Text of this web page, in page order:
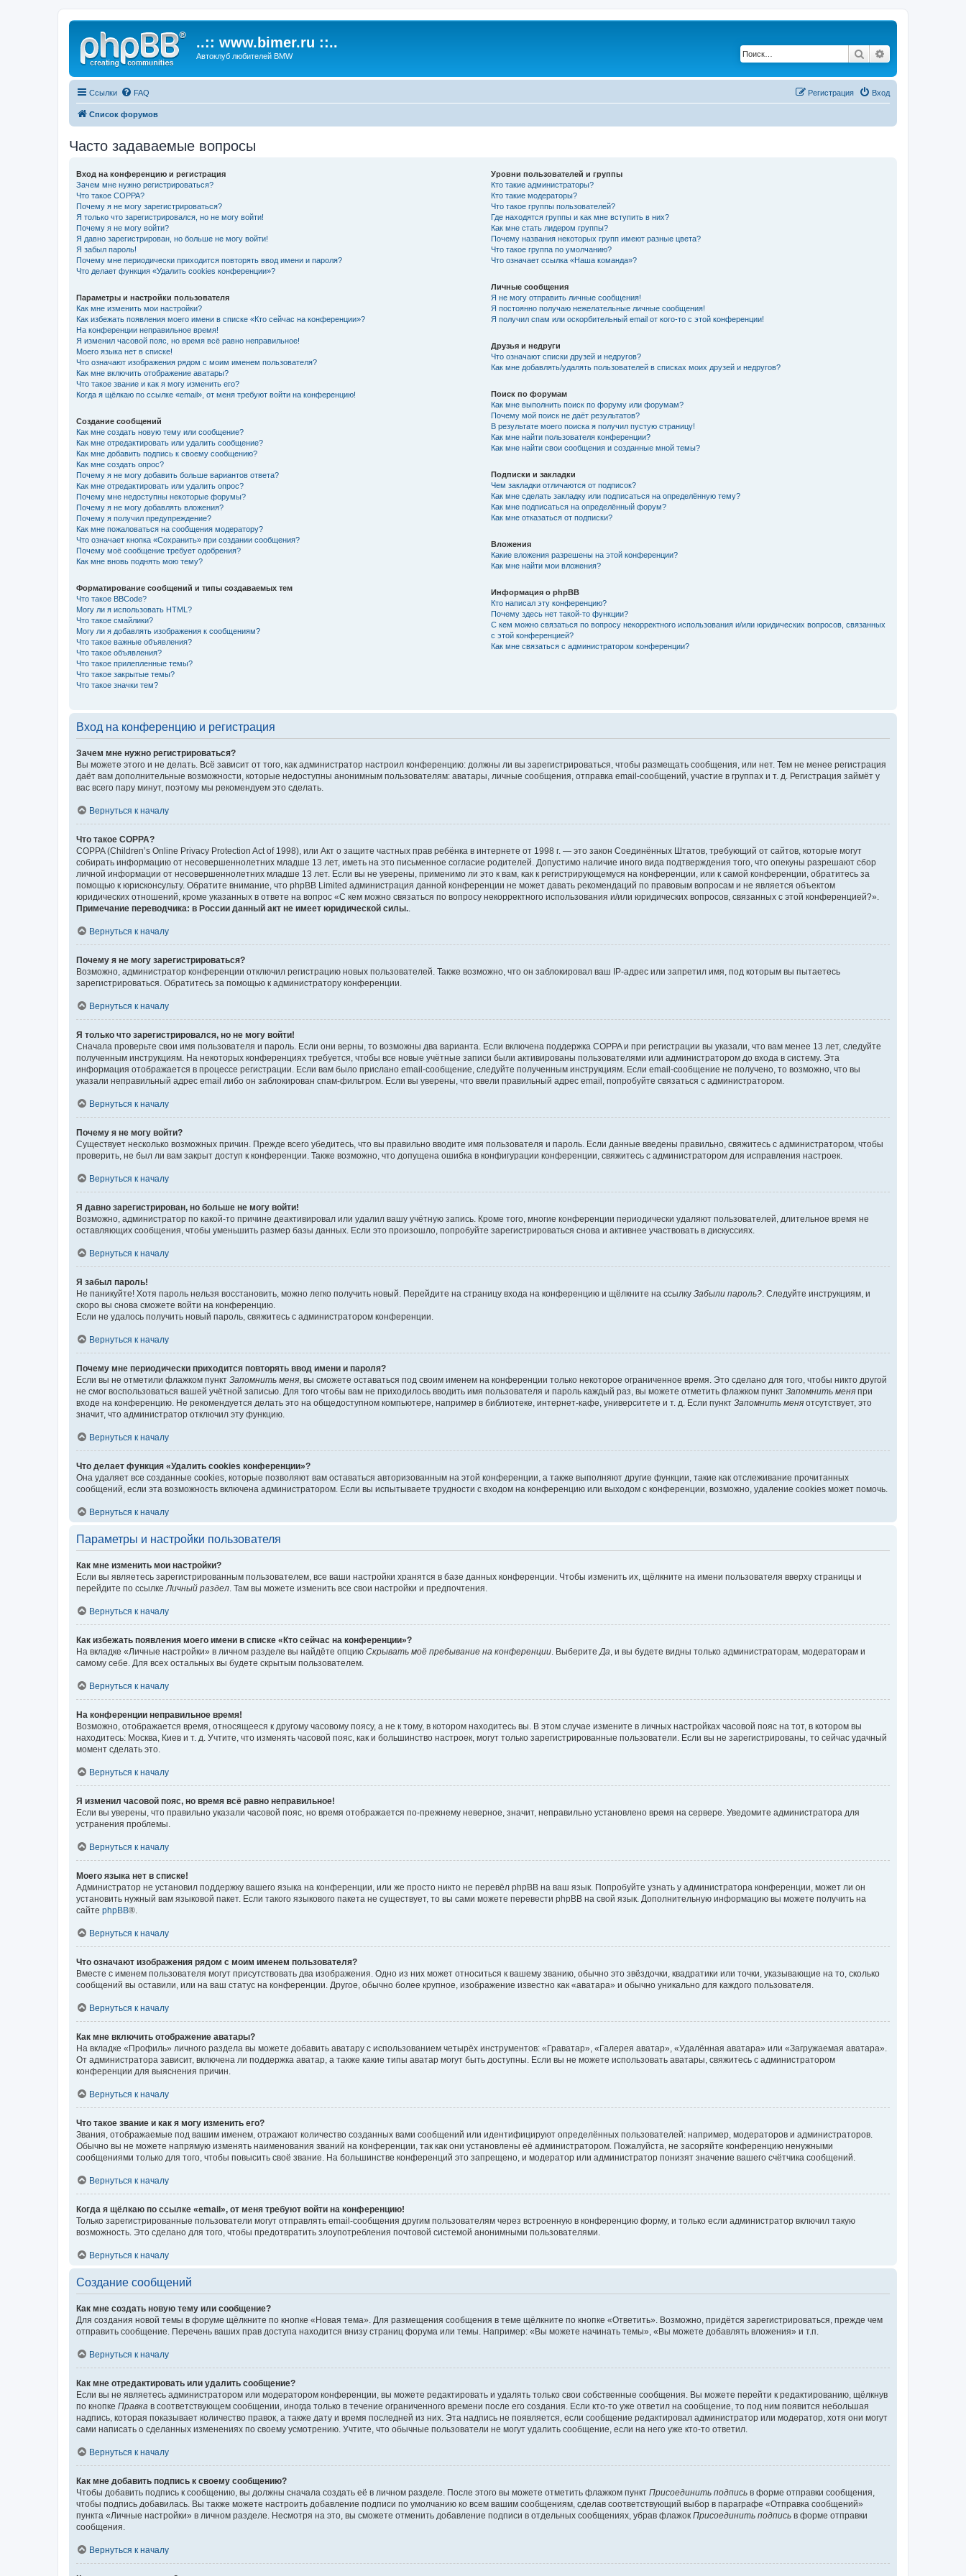
..:: www.bimer.ru ::..
Автоклуб любителей BMW Поиск
Ссылки FAQ Вход
Регистрация
Список форумов
Часто задаваемые вопросы
Вход на конференцию и регистрация
Зачем мне нужно регистрироваться?
Что такое COPPA?
Почему я не могу зарегистрироваться?
Я только что зарегистрировался, но не могу войти!
Почему я не могу войти?
Я давно зарегистрирован, но больше не могу войти!
Я забыл пароль!
Почему мне периодически приходится повторять ввод имени и пароля?
Что делает функция «Удалить cookies конференции»?
Параметры и настройки пользователя
Как мне изменить мои настройки?
Как избежать появления моего имени в списке «Кто сейчас на конференции»?
На конференции неправильное время!
Я изменил часовой пояс, но время всё равно неправильное!
Моего языка нет в списке!
Что означают изображения рядом с моим именем пользователя?
Как мне включить отображение аватары?
Что такое звание и как я могу изменить его?
Когда я щёлкаю по ссылке «email», от меня требуют войти на конференцию!
Создание сообщений
Как мне создать новую тему или сообщение?
Как мне отредактировать или удалить сообщение?
Как мне добавить подпись к своему сообщению?
Как мне создать опрос?
Почему я не могу добавить больше вариантов ответа?
Как мне отредактировать или удалить опрос?
Почему мне недоступны некоторые форумы?
Почему я не могу добавлять вложения?
Почему я получил предупреждение?
Как мне пожаловаться на сообщения модератору?
Что означает кнопка «Сохранить» при создании сообщения?
Почему моё сообщение требует одобрения?
Как мне вновь поднять мою тему?
Форматирование сообщений и типы создаваемых тем
Что такое BBCode?
Могу ли я использовать HTML?
Что такое смайлики?
Могу ли я добавлять изображения к сообщениям?
Что такое важные объявления?
Что такое объявления?
Что такое прилепленные темы?
Что такое закрытые темы?
Что такое значки тем?
Уровни пользователей и группы
Кто такие администраторы?
Кто такие модераторы?
Что такое группы пользователей?
Где находятся группы и как мне вступить в них?
Как мне стать лидером группы?
Почему названия некоторых групп имеют разные цвета?
Что такое группа по умолчанию?
Что означает ссылка «Наша команда»?
Личные сообщения
Я не могу отправить личные сообщения!
Я постоянно получаю нежелательные личные сообщения!
Я получил спам или оскорбительный email от кого-то с этой конференции!
Друзья и недруги
Что означают списки друзей и недругов?
Как мне добавлять/удалять пользователей в списках моих друзей и недругов?
Поиск по форумам
Как мне выполнить поиск по форуму или форумам?
Почему мой поиск не даёт результатов?
В результате моего поиска я получил пустую страницу!
Как мне найти пользователя конференции?
Как мне найти свои сообщения и созданные мной темы?
Подписки и закладки
Чем закладки отличаются от подписок?
Как мне сделать закладку или подписаться на определённую тему?
Как мне подписаться на определённый форум?
Как мне отказаться от подписки?
Вложения
Какие вложения разрешены на этой конференции?
Как мне найти мои вложения?
Информация о phpBB
Кто написал эту конференцию?
Почему здесь нет такой-то функции?
С кем можно связаться по вопросу некорректного использования и/или юридических вопросов, связанных
с этой конференцией?
Как мне связаться с администратором конференции?
Вход на конференцию и регистрация
Зачем мне нужно регистрироваться?
Вы можете этого и не делать. Всё зависит от того, как администратор настроил конференцию: должны ли вы зарегистрироваться, чтобы размещать сообщения, или нет. Тем не менее регистрация
даёт вам дополнительные возможности, которые недоступны анонимным пользователям: аватары, личные сообщения, отправка email-сообщений, участие в группах и т. д. Регистрация займёт у
вас всего пару минут, поэтому мы рекомендуем это сделать.
Вернуться к началу
Что такое COPPA?
COPPA (Children’s Online Privacy Protection Act of 1998), или Акт о защите частных прав ребёнка в интернете от 1998 г. — это закон Соединённых Штатов, требующий от сайтов, которые могут
собирать информацию от несовершеннолетних младше 13 лет, иметь на это письменное согласие родителей. Допустимо наличие иного вида подтверждения того, что опекуны разрешают сбор
личной информации от несовершеннолетних младше 13 лет. Если вы не уверены, применимо ли это к вам, как к регистрирующемуся на конференции, или к самой конференции, обратитесь за
помощью к юрисконсульту. Обратите внимание, что phpBB Limited администрация данной конференции не может давать рекомендаций по правовым вопросам и не является объектом
юридических отношений, кроме указанных в ответе на вопрос «С кем можно связаться по вопросу некорректного использования и/или юридических вопросов, связанных с этой конференцией?».
Примечание переводчика: в России данный акт не имеет юридической силы.
Вернуться к началу
Почему я не могу зарегистрироваться?
Возможно, администратор конференции отключил регистрацию новых пользователей. Также возможно, что он заблокировал ваш IP-адрес или запретил имя, под которым вы пытаетесь
зарегистрироваться. Обратитесь за помощью к администратору конференции.
Вернуться к началу
Я только что зарегистрировался, но не могу войти!
Сначала проверьте свои имя пользователя и пароль. Если они верны, то возможны два варианта. Если включена поддержка COPPA и при регистрации вы указали, что вам менее 13 лет, следуйте
полученным инструкциям. На некоторых конференциях требуется, чтобы все новые учётные записи были активированы пользователями или администратором до входа в систему. Эта
информация отображается в процессе регистрации. Если вам было прислано email-сообщение, следуйте полученным инструкциям. Если email-сообщение не получено, то возможно, что вы
указали неправильный адрес email либо он заблокирован спам-фильтром. Если вы уверены, что ввели правильный адрес email, попробуйте связаться с администратором.
Вернуться к началу
Почему я не могу войти?
Существует несколько возможных причин. Прежде всего убедитесь, что вы правильно вводите имя пользователя и пароль. Если данные введены правильно, свяжитесь с администратором, чтобы
проверить, не был ли вам закрыт доступ к конференции. Также возможно, что допущена ошибка в конфигурации конференции, свяжитесь с администратором для исправления настроек.
Вернуться к началу
Я давно зарегистрирован, но больше не могу войти!
Возможно, администратор по какой-то причине деактивировал или удалил вашу учётную запись. Кроме того, многие конференции периодически удаляют пользователей, длительное время не
оставляющих сообщения, чтобы уменьшить размер базы данных. Если это произошло, попробуйте зарегистрироваться снова и активнее участвовать в дискуссиях.
Вернуться к началу
Я забыл пароль!
Не паникуйте! Хотя пароль нельзя восстановить, можно легко получить новый. Перейдите на страницу входа на конференцию и щёлкните на ссылку Забыли пароль? . Следуйте инструкциям, и
скоро вы снова сможете войти на конференцию.
Если не удалось получить новый пароль, свяжитесь с администратором конференции.
Вернуться к началу
Почему мне периодически приходится повторять ввод имени и пароля?
Если вы не отметили флажком пункт Запомнить меня , вы сможете оставаться под своим именем на конференции только некоторое ограниченное время. Это сделано для того, чтобы никто другой
не смог воспользоваться вашей учётной записью. Для того чтобы вам не приходилось вводить имя пользователя и пароль каждый раз, вы можете отметить флажком пункт Запомнить меня при
входе на конференцию. Не рекомендуется делать это на общедоступном компьютере, например в библиотеке, интернет-кафе, университете и т. д. Если пункт Запомнить меня отсутствует, это
значит, что администратор отключил эту функцию.
Вернуться к началу
Что делает функция «Удалить cookies конференции»?
Она удаляет все созданные cookies, которые позволяют вам оставаться авторизованным на этой конференции, а также выполняют другие функции, такие как отслеживание прочитанных
сообщений, если эта возможность включена администратором. Если вы испытываете трудности с входом на конференцию или выходом с конференции, возможно, удаление cookies может помочь.
Вернуться к началу
Параметры и настройки пользователя
Как мне изменить мои настройки?
Если вы являетесь зарегистрированным пользователем, все ваши настройки хранятся в базе данных конференции. Чтобы изменить их, щёлкните на имени пользователя вверху страницы и
перейдите по ссылке Личный раздел . Там вы можете изменить все свои настройки и предпочтения.
Вернуться к началу
Как избежать появления моего имени в списке «Кто сейчас на конференции»?
На вкладке «Личные настройки» в личном разделе вы найдёте опцию Скрывать моё пребывание на конференции . Выберите Да , и вы будете видны только администраторам, модераторам и
самому себе. Для всех остальных вы будете скрытым пользователем.
Вернуться к началу
На конференции неправильное время!
Возможно, отображается время, относящееся к другому часовому поясу, а не к тому, в котором находитесь вы. В этом случае измените в личных настройках часовой пояс на тот, в котором вы
находитесь: Москва, Киев и т. д. Учтите, что изменять часовой пояс, как и большинство настроек, могут только зарегистрированные пользователи. Если вы не зарегистрированы, то сейчас удачный
момент сделать это.
Вернуться к началу
Я изменил часовой пояс, но время всё равно неправильное!
Если вы уверены, что правильно указали часовой пояс, но время отображается по-прежнему неверное, значит, неправильно установлено время на сервере. Уведомите администратора для
устранения проблемы.
Вернуться к началу
Моего языка нет в списке!
Администратор не установил поддержку вашего языка на конференции, или же просто никто не перевёл phpBB на ваш язык. Попробуйте узнать у администратора конференции, может ли он
установить нужный вам языковой пакет. Если такого языкового пакета не существует, то вы сами можете перевести phpBB на свой язык. Дополнительную информацию вы можете получить на
сайте phpBB®.
Вернуться к началу
Что означают изображения рядом с моим именем пользователя?
Вместе с именем пользователя могут присутствовать два изображения. Одно из них может относиться к вашему званию, обычно это звёздочки, квадратики или точки, указывающие на то, сколько
сообщений вы оставили, или на ваш статус на конференции. Другое, обычно более крупное, изображение известно как «аватара» и обычно уникально для каждого пользователя.
Вернуться к началу
Как мне включить отображение аватары?
На вкладке «Профиль» личного раздела вы можете добавить аватару с использованием четырёх инструментов: «Граватар», «Галерея аватар», «Удалённая аватара» или «Загружаемая аватара».
От администратора зависит, включена ли поддержка аватар, а также какие типы аватар могут быть доступны. Если вы не можете использовать аватары, свяжитесь с администратором
конференции для выяснения причин.
Вернуться к началу
Что такое звание и как я могу изменить его?
Звания, отображаемые под вашим именем, отражают количество созданных вами сообщений или идентифицируют определённых пользователей: например, модераторов и администраторов.
Обычно вы не можете напрямую изменять наименования званий на конференции, так как они установлены её администратором. Пожалуйста, не засоряйте конференцию ненужными
сообщениями только для того, чтобы повысить своё звание. На большинстве конференций это запрещено, и модератор или администратор понизят значение вашего счётчика сообщений.
Вернуться к началу
Когда я щёлкаю по ссылке «email», от меня требуют войти на конференцию!
Только зарегистрированные пользователи могут отправлять email-сообщения другим пользователям через встроенную в конференцию форму, и только если администратор включил такую
возможность. Это сделано для того, чтобы предотвратить злоупотребления почтовой системой анонимными пользователями.
Вернуться к началу
Создание сообщений
Как мне создать новую тему или сообщение?
Для создания новой темы в форуме щёлкните по кнопке «Новая тема». Для размещения сообщения в теме щёлкните по кнопке «Ответить». Возможно, придётся зарегистрироваться, прежде чем
отправить сообщение. Перечень ваших прав доступа находится внизу страниц форума или темы. Например: «Вы можете начинать темы», «Вы можете добавлять вложения» и т.п.
Вернуться к началу
Как мне отредактировать или удалить сообщение?
Если вы не являетесь администратором или модератором конференции, вы можете редактировать и удалять только свои собственные сообщения. Вы можете перейти к редактированию, щёлкнув
по кнопке Правка в соответствующем сообщении, иногда только в течение ограниченного времени после его создания. Если кто-то уже ответил на сообщение, то под ним появится небольшая
надпись, которая показывает количество правок, а также дату и время последней из них. Эта надпись не появляется, если сообщение редактировал администратор или модератор, хотя они могут
сами написать о сделанных изменениях по своему усмотрению. Учтите, что обычные пользователи не могут удалить сообщение, если на него уже кто-то ответил.
Вернуться к началу
Как мне добавить подпись к своему сообщению?
Чтобы добавить подпись к сообщению, вы должны сначала создать её в личном разделе. После этого вы можете отметить флажком пункт Присоединить подпись в форме отправки сообщения,
чтобы подпись добавилась. Вы также можете настроить добавление подписи по умолчанию ко всем вашим сообщениям, сделав соответствующий выбор в параграфе «Отправка сообщений»
пункта «Личные настройки» в личном разделе. Несмотря на это, вы сможете отменить добавление подписи в отдельных сообщениях, убрав флажок Присоединить подпись в форме отправки
сообщения.
Вернуться к началу